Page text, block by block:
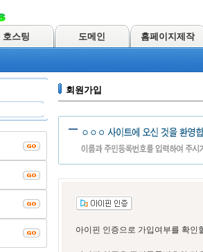
호스팅 도메인 홈페이지제작
회원가입
아이핀 인증으로 가입여부를 확인